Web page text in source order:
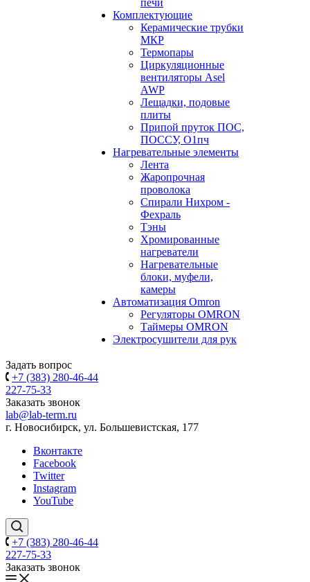
печи
Комплектующие
Керамические трубки
МКР
Термопары
Циркуляционные
вентиляторы Asel
AWP
Лещадки, подовые
плиты
Припой пруток ПОС,
ПОССУ, О1пч
Нагревательные элементы
Лента
Жаропрочная
проволока
Спирали Нихром -
Фехраль
Тэны
Хромированные
нагреватели
Нагревательные
блоки, муфели,
камеры
Автоматизация Omron
Регуляторы OMRON
Таймеры OMRON
Электросушители для рук
Задать вопрос
+7 (383) 280-46-44
227-75-33
Заказать звонок
lab@lab-term.ru
г. Новосибирск, ул. Большевистская, 177
Вконтакте
Facebook
Twitter
Instagram
YouTube
+7 (383) 280-46-44
227-75-33
Заказать звонок